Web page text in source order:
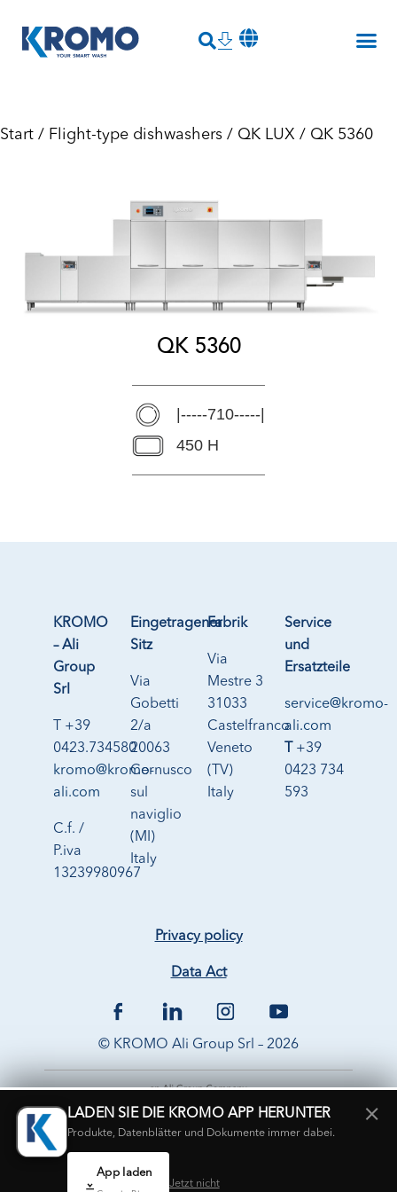
Start / Flight-type dishwashers / QK LUX / QK 5360
QK 5360
|-----710-----|
450 H
KROMO
– Ali
Group
Srl
T +39
0423.734580
kromo@kromo-
ali.com
C.f. /
P.iva
13239980967
Eingetragener
Sitz
Via
Gobetti
2/a
20063
Cernusco
sul
naviglio
(MI)
Italy
Fabrik
Via
Mestre 3
31033
Castelfranco
Veneto
(TV)
Italy
Service
und
Ersatzteile
service@kromo-
ali.com
+39
0423 734
593
Privacy policy
Data Act
© KROMO Ali Group Srl – 2026
LADEN SIE DIE KROMO APP HERUNTER
Produkte, Datenblätter und Dokumente immer dabei.
App laden
Jetzt nicht
×